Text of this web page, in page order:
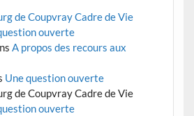
de Coupvray Cadre de Vie
ouverte
A propos des recours aux
Une question ouverte
de Coupvray Cadre de Vie
ouverte